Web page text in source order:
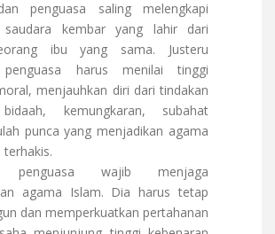
penguasa saling melengkapi
saudara kembar yang lahir dari
ibu yang sama. Justeru
penguasa harus menilai tinggi
menjauhkan diri dari tindakan
kemungkaran, subahat
punca yang menjadikan agama
penguasa wajib menjaga
agama Islam. Dia harus tetap
dan memperkuatkan pertahanan